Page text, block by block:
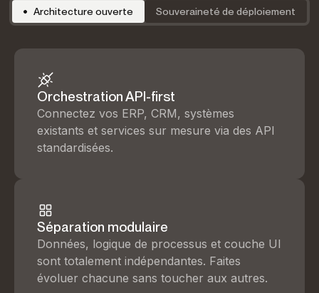
Architecture ouverte Souveraineté de déploiement
Orchestration API-first
Connectez vos ERP, CRM, systèmes
existants et services sur mesure via des API
standardisées.
Séparation modulaire
Données, logique de processus et couche UI
sont totalement indépendantes. Faites
évoluer chacune sans toucher aux autres.